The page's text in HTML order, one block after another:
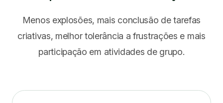
Menos explosões, mais conclusão de tarefas
criativas, melhor tolerância a frustrações e mais
participação em atividades de grupo.